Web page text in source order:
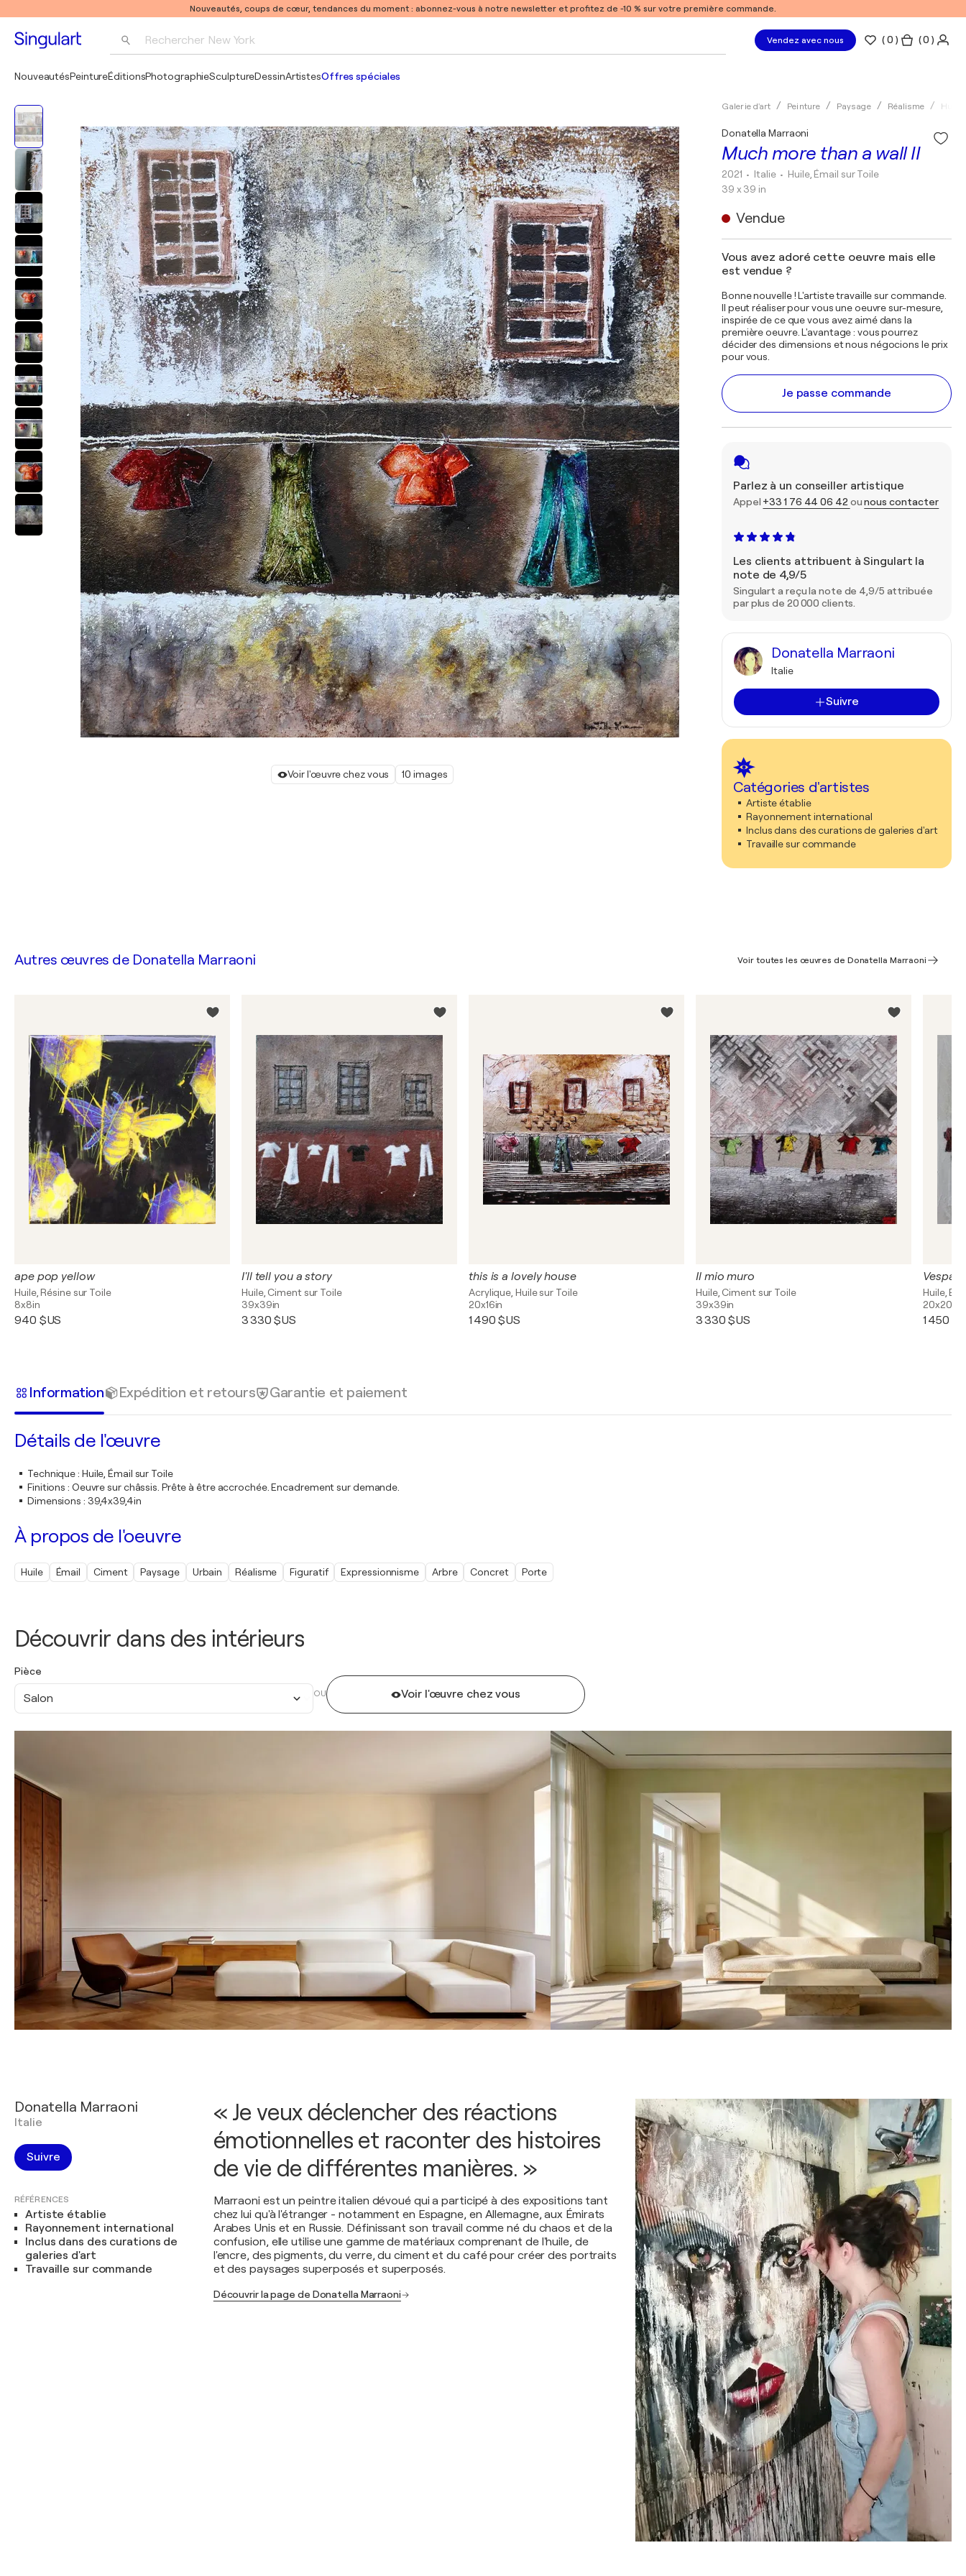
Nouveautés, coups de cœur, tendances du moment : abonnez-vous à notre newsletter et profitez de -10 % sur votre première commande.
Rechercher New York
Pablo Picasso
Vendez avec nous (0 ) ( 0 )
NouveautésPeintureÉditionsPhotographieSculptureDessinArtistesOffres spéciales
Voir l'œuvre chez vous 10 images
Galerie d'art Peinture Paysage Réalisme Huile
Much more than a wall II
Donatella Marraoni
2021 • Italie • Huile, Émail sur Toile
39 x 39 in
Vendue
Vous avez adoré cette oeuvre mais elle
est vendue ?
Bonne nouvelle ! L'artiste travaille sur commande.
Il peut réaliser pour vous une oeuvre sur-mesure,
inspirée de ce que vous avez aimé dans la
première oeuvre. L'avantage : vous pourrez
décider des dimensions et nous négocions le prix
pour vous.
Je passe commande
Parlez à un conseiller artistique
Appel +33 1 76 44 06 42 ounous contacter
Les clients attribuent à Singulart la
note de 4,9/5
Singulart a reçu la note de 4,9/5 attribuée
par plus de 20 000 clients.
Donatella Marraoni
Italie
Suivre
Catégories d'artistes
Artiste établie
Rayonnement international
Inclus dans des curations de galeries d'art
Travaille sur commande
Découvrir dans des intérieurs
Pièce
Salon OU Voir l'œuvre chez vous
Autres œuvres de Donatella Marraoni Voir toutes les œuvres de Donatella Marraoni
ape pop yellow
Huile, Résine sur Toile
8x8in
940 $US
I'll tell you a story
Huile, Ciment sur Toile
39x39in
3 330 $US
this is a lovely house
Acrylique, Huile sur Toile
20x16in
1 490 $US
Il mio muro
Huile, Ciment sur Toile
39x39in
3 330 $US
Vespa
Huile,
20x20in
1 450
Information Expédition et retours Garantie et paiement
Détails de l'œuvre
Technique: Huile, Émail sur Toile
Finitions : Oeuvre sur châssis. Prête à être accrochée. Encadrement sur demande.
Dimensions : 39,4x39,4in
À propos de l'oeuvre
Huile Émail Ciment Paysage Urbain Réalisme Figuratif Expressionnisme Arbre Concret Porte
Donatella Marraoni
Italie
Suivre
RÉFÉRENCES
Artiste établie
Rayonnement international
Inclus dans des curations de
galeries d'art
Travaille sur commande
« Je veux déclencher des réactions
émotionnelles et raconter des histoires
de vie de différentes manières. »
Marraoni est un peintre italien dévoué qui a participé à des expositions tant
chez lui qu'à l'étranger - notamment en Espagne, en Allemagne, aux Émirats
Arabes Unis et en Russie. Définissant son travail comme né du chaos et de la
confusion, elle utilise une gamme de matériaux comprenant de l'huile, de
l'encre, des pigments, du verre, du ciment et du café pour créer des portraits
et des paysages superposés et superposés.
Découvrir la page de Donatella Marraoni